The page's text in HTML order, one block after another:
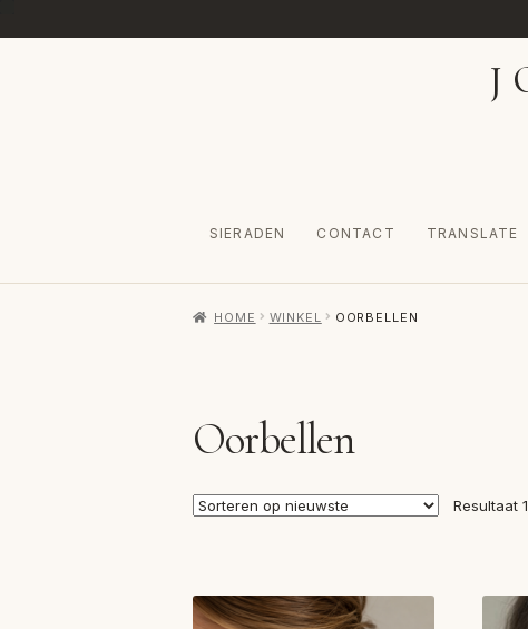
SIERADEN CONTACT TRANSLATE
HOMEAFREKENEN CATEGORIES CONTACT
HOME WINKEL OORBELLEN
Oorbellen
Resultaat